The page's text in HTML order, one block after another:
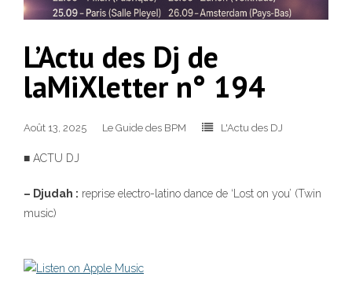
L’Actu des Dj de
laMiXletter n° 194
Août 13, 2025 Le Guide des BPM L'Actu des DJ
■ ACTU DJ
– Djudah : reprise electro-latino dance de ‘Lost on you’ (Twin
music)